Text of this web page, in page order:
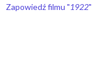
Zapowiedź filmu "1922"